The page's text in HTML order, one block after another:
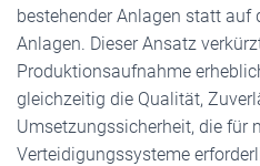
bestehender Anlagen statt auf
Anlagen. Dieser Ansatz
Produktionsaufnahme
gleichzeitig die Qualität,
Umsetzungssicherheit, die für
Verteidigungssysteme